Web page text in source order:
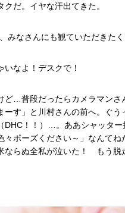
だ。イヤな汗出てきた。
なさんにも観ていただきた
なよ！デスクで！
ど…普段だったらカメラマンさ
す」と川村さんの前へ。ぐ
！！）…。ああシャッター
ポーズください～」なんてね
らぬ全私が泣いた！ もう脱